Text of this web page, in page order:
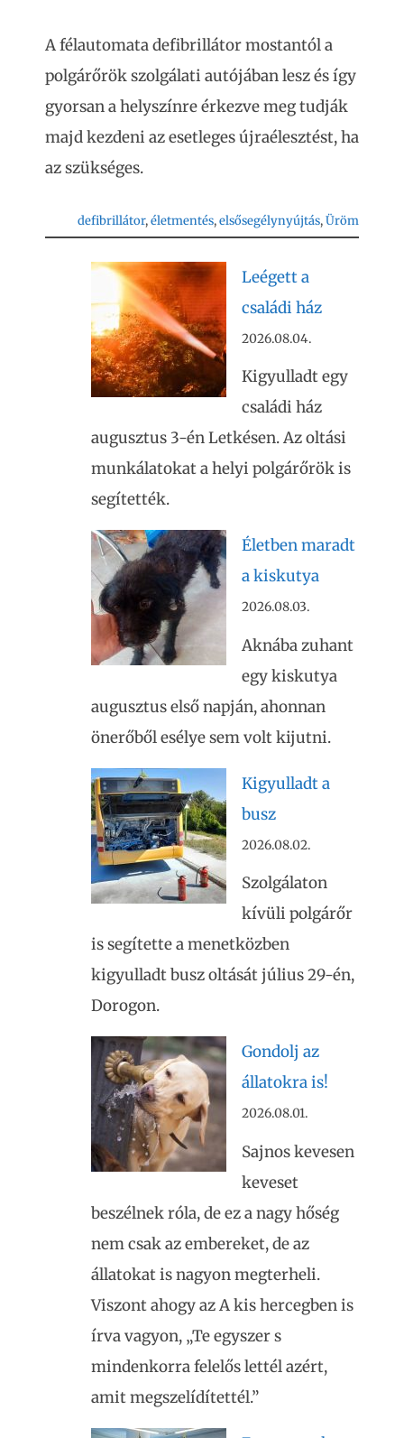
A félautomata defibrillátor mostantól a
polgárőrök szolgálati autójában lesz és így
gyorsan a helyszínre érkezve meg tudják
majd kezdeni az esetleges újraélesztést, ha
az szükséges.
defibrillátor, életmentés, elsősegélynyújtás, Üröm
Leégett a
családi ház
2026.08.04.
Kigyulladt egy
családi ház
augusztus 3-én Letkésen. Az oltási
munkálatokat a helyi polgárőrök is
segítették.
Életben maradt
a kiskutya
2026.08.03.
Aknába zuhant
egy kiskutya
augusztus első napján, ahonnan
önerőből esélye sem volt kijutni.
Kigyulladt a
busz
2026.08.02.
Szolgálaton
kívüli polgárőr
is segítette a menetközben
kigyulladt busz oltását július 29-én,
Dorogon.
Gondolj az
állatokra is!
2026.08.01.
Sajnos kevesen
keveset
beszélnek róla, de ez a nagy hőség
nem csak az embereket, de az
állatokat is nagyon megterheli.
Viszont ahogy az A kis hercegben is
írva vagyon, „Te egyszer s
mindenkorra felelős lettél azért,
amit megszelídítettél.”